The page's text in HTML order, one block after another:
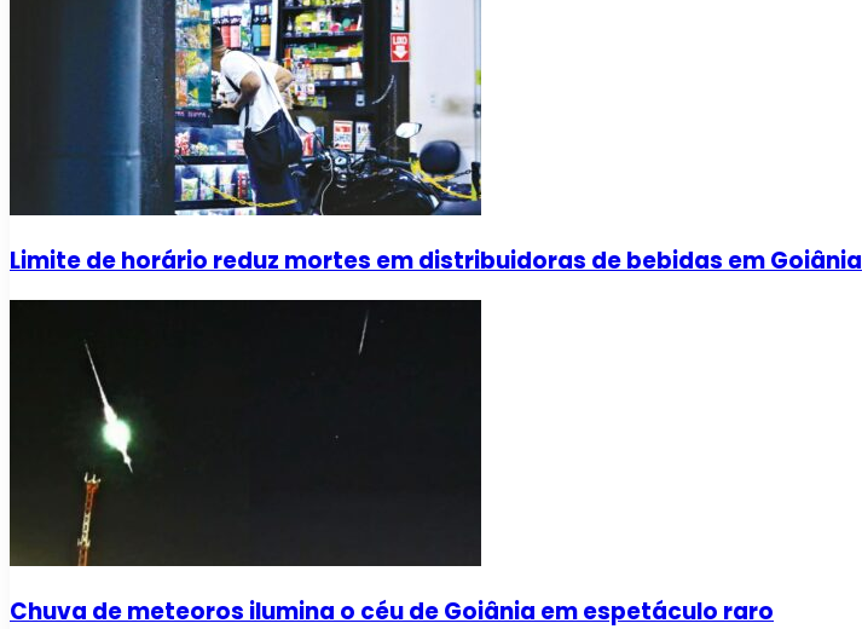
Limite de horário reduz mortes em distribuidoras de bebidas em Goiânia
Chuva de meteoros ilumina o céu de Goiânia em espetáculo raro